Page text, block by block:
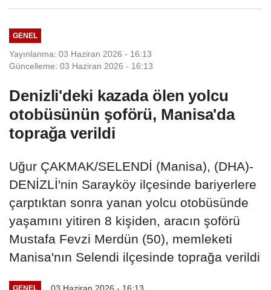
GENEL
Yayınlanma: 03 Haziran 2026 - 16:13
Güncelleme: 03 Haziran 2026 - 16:13
Denizli'deki kazada ölen yolcu
otobüsünün şoförü, Manisa'da
toprağa verildi
Uğur ÇAKMAK/SELENDİ (Manisa), (DHA)-
DENİZLİ'nin Sarayköy ilçesinde bariyerlere
çarptıktan sonra yanan yolcu otobüsünde
yaşamını yitiren 8 kişiden, aracın şoförü
Mustafa Fevzi Merdün (50), memleketi
Manisa'nın Selendi ilçesinde toprağa verildi
GENEL 03 Haziran 2026 - 16:13